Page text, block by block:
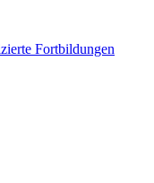
Fortbildungen